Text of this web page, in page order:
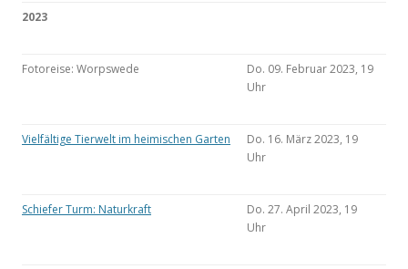
2023
Fotoreise: Worpswede
Do. 09. Februar 2023, 19
Uhr
Vielfältige Tierwelt im heimischen Garten
Do. 16. März 2023, 19
Uhr
Schiefer Turm: Naturkraft
Do. 27. April 2023, 19
Uhr